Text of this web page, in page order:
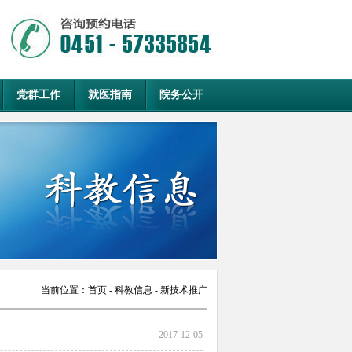
党群工作 就医指南 院务公开
当前位置： 首页 - 科教信息 - 新技术推广
2017-12-05